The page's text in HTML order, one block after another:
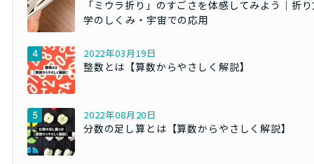
「ミウラ折り」のすごさを体感してみよう｜折
学のしくみ・宇宙での応用
2022年03月19日
整数とは【算数からやさしく解説】
2022年08月20日
分数の足し算とは【算数からやさしく解説】